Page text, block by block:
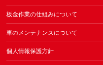
板金作業の仕組みについて
車のメンテナンスについて
個人情報保護方針